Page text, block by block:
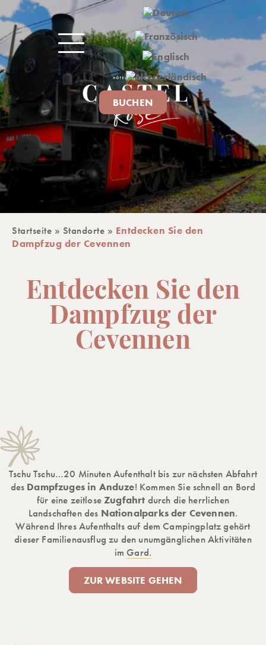
BUCHEN
Startseite » Standorte » Entdecken Sie den
Dampfzug der Cevennen
Entdecken Sie den
Dampfzug der
Cevennen
Tschu Tschu…20 Minuten Aufenthalt bis zur nächsten Abfahrt
des Dampfzuges in Anduze! Kommen Sie schnell an Bord
für eine zeitloseZugfahrt durch die herrlichen
Landschaften des Nationalparks der Cevennen.
Während Ihres Aufenthalts auf dem Campingplatz gehört
dieser Familienausflug zu den unumgänglichen Aktivitäten
im Gard.
ZUR WEBSITE GEHEN